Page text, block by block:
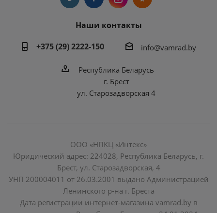
Наши контакты
+375 (29) 2222-150
info@vamrad.by
Республика Беларусь
г. Брест
ул. Старозадворская 4
ООО «НПКЦ «Интекс»
Юридический адрес: 224028, Республика Беларусь, г.
Брест, ул. Старозадворская, 4
УНП 200004011 от 26.03.2001 выдано Администрацией
Ленинского р-на г. Бреста
Дата регистрации интернет-магазина vamrad.by в